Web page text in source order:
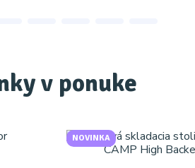
v ponuke
NOVINKA